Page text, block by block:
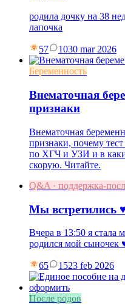
родила дочку на 38
лапочка
57 1030 mar 2026
Беременность
Внематочная
признаки
Внематочная
признаки, почему
по ХГЧ и УЗИ и в
скорую. Читайте.
Q&A · поддержка-
Мы встретились
Вчера в 13:50 я стала
родился мой сыночек
65 1523 feb 2026
После родов